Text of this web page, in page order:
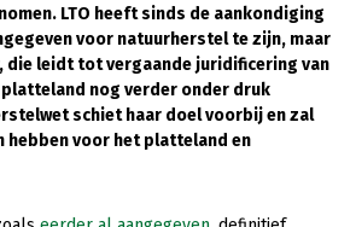
energie
LTO heeft sinds de aankondiging
voor natuurherstel te zijn, maar
die leidt tot vergaande juridificering van
nog verder onder druk
schiet haar doel voorbij en zal
hebben voor het platteland en